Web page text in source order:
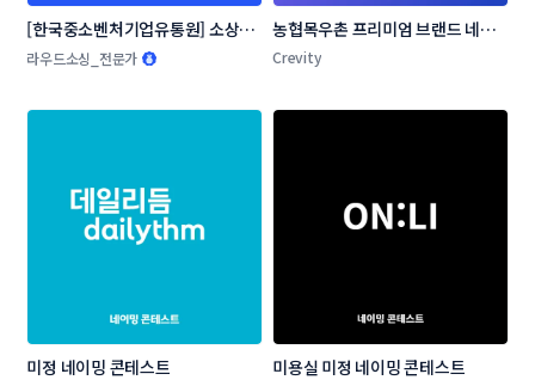
[한국중소벤처기업유통원] 소상공
인 온라인 판로지원사업 네이밍 공
라우드소싱_전문가
농협목우촌 프리미엄 브랜드 네이
밍 공모
Crevity
미정 네이밍 콘테스트 미용실 미정 네이밍 콘테스트